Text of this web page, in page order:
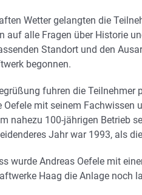
Wetter gelangten die
auf alle Fragen über Historie
Standort und den
begonnen.
fuhren die Teilnehmer
Oefele mit seinem Fachwissen
nahezu 100-jährigen Betrieb
Jahr war 1993, als
wurde Andreas Oefele mit
Haag die Anlage noch